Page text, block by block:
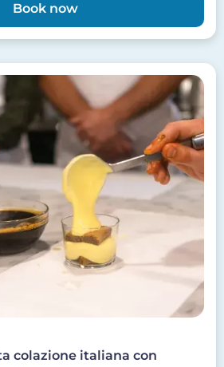
Book now
colazione italiana con